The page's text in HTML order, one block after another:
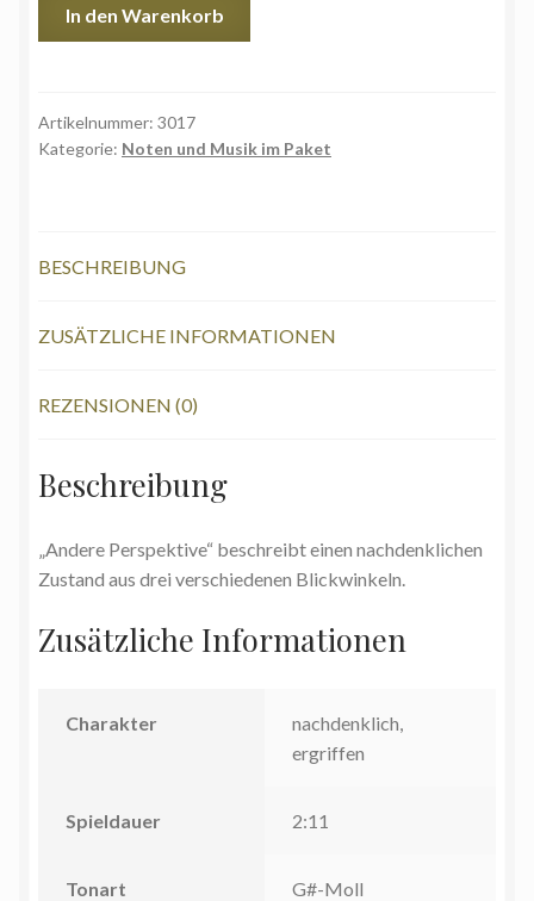
perspective
-
Download
In den Warenkorb
Artikelnummer: 3017
Kategorie: Noten und Musik im Paket
BESCHREIBUNG
ZUSÄTZLICHE INFORMATIONEN
REZENSIONEN (0)
Beschreibung
„Andere Perspektive“ beschreibt einen nachdenklichen
Zustand aus drei verschiedenen Blickwinkeln.
Zusätzliche Informationen
Charakter
nachdenklich,
ergriffen
Spieldauer 2:11
Tonart G#-Moll